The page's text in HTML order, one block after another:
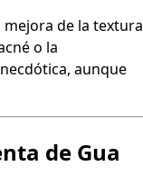
de la textura
o la
aunque
de Gua